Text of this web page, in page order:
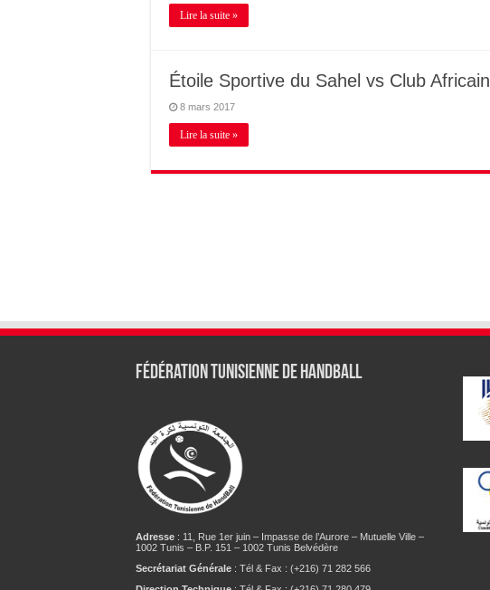
Lire la suite »
Étoile Sportive du Sahel vs Club Africain
8 mars 2017
Lire la suite »
Fédération tunisienne de Handball
Adresse: 11, Rue 1er juin – Impasse de l’Aurore – Mutuelle Ville –
1002 Tunis – B.P. 151 – 1002 Tunis Belvédère
Secrétariat Générale: Tél & Fax : (+216) 71 282 566